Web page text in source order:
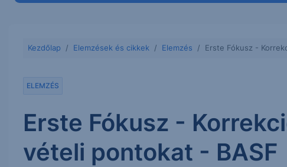
Kezdőlap Elemzések és cikkek Elemzés Erste Fókusz -
ELEMZÉS
Erste Fókusz -
vételi pontokat - BASF